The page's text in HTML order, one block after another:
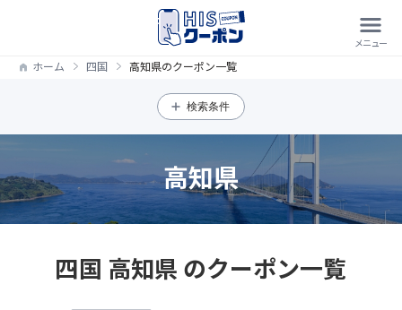
ホーム 四国 高知県のクーポン一覧
検索条件
高知県
四国 高知県 のクーポン一覧